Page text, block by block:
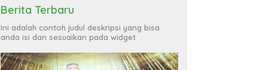
Berita Terbaru
Ini adalah contoh judul deskripsi yang bisa
anda isi dan sesuaikan pada widget